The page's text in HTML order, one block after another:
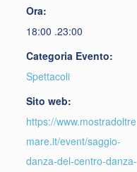
Ora:
18:00 .23:00
Categoria Evento:
Spettacoli
Sito web:
https://www.mostradoltre
mare.it/event/saggio-
danza-del-centro-danza-